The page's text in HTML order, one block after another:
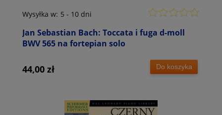
Jan Sebastian Bach: Toccata i fuga d-moll
BWV 565 na fortepian solo
Wysyłka w: 5 - 10 dni
44,00 zł Do koszyka